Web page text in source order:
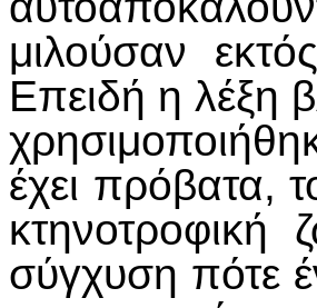
μιλούσαν
Επειδή η λέξη
έχει πρόβατα,
κτηνοτροφική
σύγχυση πότε